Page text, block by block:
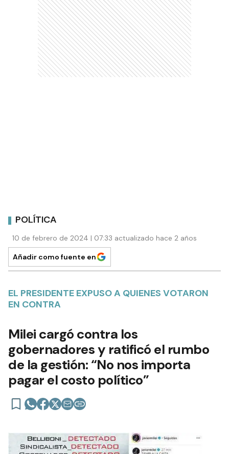
POLÍTICA
10 de febrero de 2024 | 07:33 actualizado hace 2 años
Añadir como fuente en
EL PRESIDENTE EXPUSO A QUIENES VOTARON
EN CONTRA
Milei cargó contra los
gobernadores y ratificó el rumbo
de la gestión: “No nos importa
pagar el costo político”